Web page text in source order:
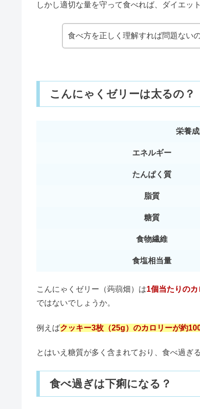
パンの消費・賞味期限｜冷
モリモリスリムが体に悪い
【こんにゃくゼリー（蒟蒻畑）につ
こんにゃく芋から精製した
ぶどうやリンゴなどの果汁で
こんにゃくゼリー（蒟蒻畑）は（株）マンナ
しかし適切な量を守って食べれば、ダイエッ
食べ方を正しく理解すれば問題ない
こんにゃくゼリーは太るの？